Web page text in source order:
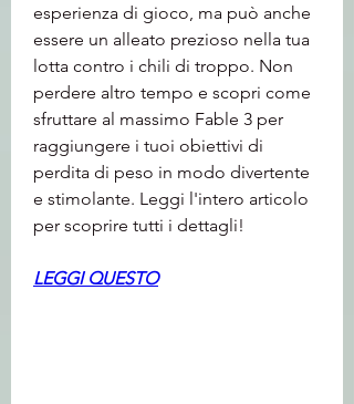
esperienza di gioco, ma può anche
essere un alleato prezioso nella tua
lotta contro i chili di troppo. Non
perdere altro tempo e scopri come
sfruttare al massimo Fable 3 per
raggiungere i tuoi obiettivi di
perdita di peso in modo divertente
e stimolante. Leggi l'intero articolo
per scoprire tutti i dettagli!
LEGGI QUESTO